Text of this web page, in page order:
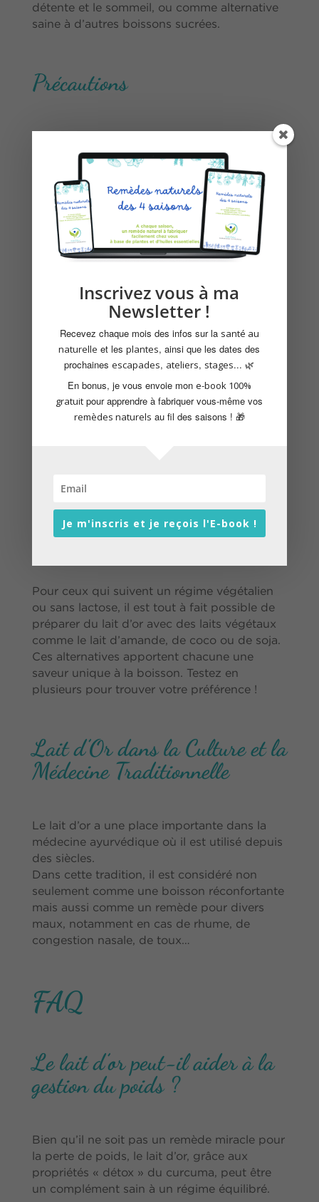
détente et le sommeil, ou comme alternative
saine à d’autres boissons sucrées.
Précautions
pour la plupart des gens, il convient d’être
prudent avec le curcuma dans certains cas :
– En cas de calcul biliaires, car le curcuma,
par son action cholagogue et cholérétique au
niveau du foie est susceptible de les déloger,
ce qui pourrait entrainer une obstruction
biliaire.
nombreuses interactions médicamenteuses
(entre autres avec les anticoagulants, les anti-
agrégants plaquettaires, le tacrolimus, le
tamoxifène et plusieurs molécules utilisées en
chimiothérapie). Il convient de consulter un
consommer régulièrement si vous suivez un
traitement médical.
Alternatives Végétaliennes et
Sans Lactose
Pour ceux qui suivent un régime végétalien
ou sans lactose, il est tout à fait possible de
préparer du lait d’or avec des laits végétaux
comme le lait d’amande, de coco ou de soja.
Ces alternatives apportent chacune une
saveur unique à la boisson. Testez en
plusieurs pour trouver votre préférence !
Lait d’Or dans la Culture et la
Médecine Traditionnelle
Le lait d’or a une place importante dans la
médecine ayurvédique où il est utilisé depuis
des siècles.
Dans cette tradition, il est considéré non
seulement comme une boisson réconfortante
mais aussi comme un remède pour divers
maux, notamment en cas de rhume, de
congestion nasale, de toux…
FAQ
Le lait d’or peut-il aider à la
gestion du poids ?
Bien qu’il ne soit pas un remède miracle pour
la perte de poids, le lait d’or, grâce aux
propriétés « détox » du curcuma, peut être
un complément sain à un régime équilibré.
Inscrivez vous à ma
Newsletter !
Recevez chaque mois des infos sur la santé au
naturelle et lesplantes, ainsi que les dates des
prochainesescapades, ateliers, stages... 🌿
En bonus, je vous envoie mon e-book 100%
gratuit pour apprendre à fabriquer vous-même vos
remèdes naturels au fil des saisons ! 🎁
Je m'inscris et je reçois l'E-book !